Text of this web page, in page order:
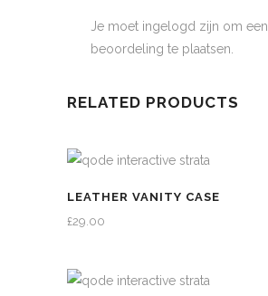
Je moet ingelogd zijn om een
beoordeling te plaatsen.
RELATED PRODUCTS
LEATHER VANITY CASE
£29.00